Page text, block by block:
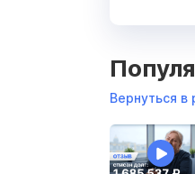
Вернуться в